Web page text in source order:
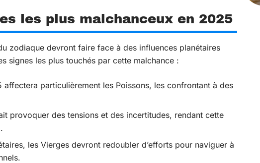
les plus malchanceux en 2025
zodiaque devront faire face à des influences planétaires
signes les plus touchés par cette malchance :
affectera particulièrement les Poissons, les confrontant à des
provoquer des tensions et des incertitudes, rendant cette
les Vierges devront redoubler d’efforts pour naviguer à